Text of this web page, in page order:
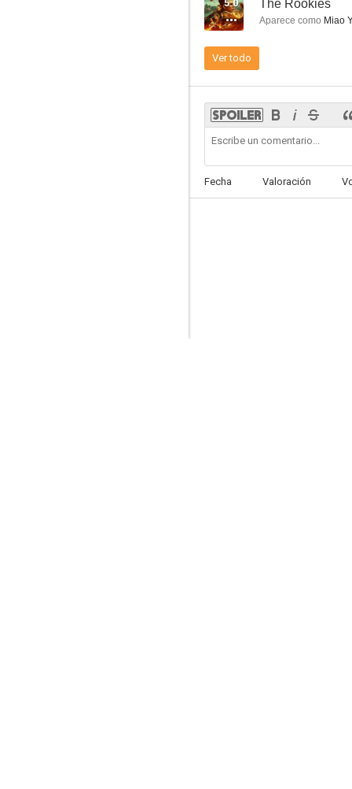
--
--
5.0 The Rookies
Aparece como Miao
Ver todo
Fecha Valoración